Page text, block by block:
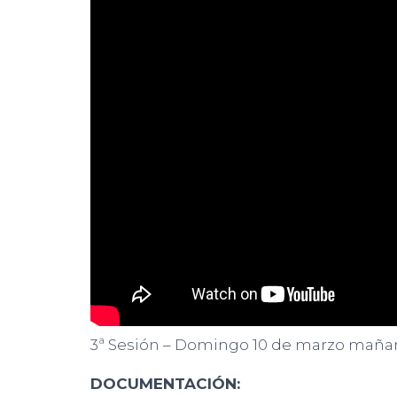
3ª Sesión – Domingo 10 de marzo
DOCUMENTACIÓN: